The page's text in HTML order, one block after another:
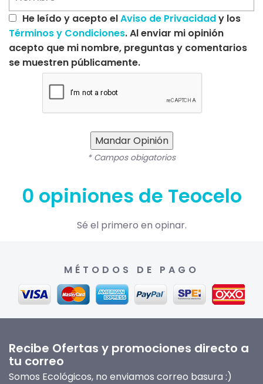
He leído y acepto elAviso de Privacidady los
Términos y Condiciones. Al enviar mi opinión
acepto que mi nombre, preguntas y comentarios
se muestren públicamente.
Mandar Opinión
* Campos obigatorios
0 opiniones de Teocelo
Sé el primero en opinar.
MÉTODOS DE PAGO
Recibe Ofertas y promociones directo a
tu correo
Somos Ecológicos, no enviamos correo basura :)